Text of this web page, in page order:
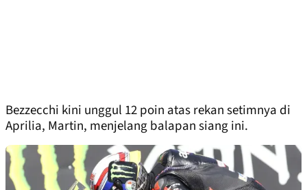
Bezzecchi kini unggul 12 poin atas rekan setimnya di
Aprilia, Martin, menjelang balapan siang ini.